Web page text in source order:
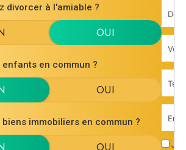
divorcer à l'amiable ?
enfants en commun ?
biens immobiliers en commun ?